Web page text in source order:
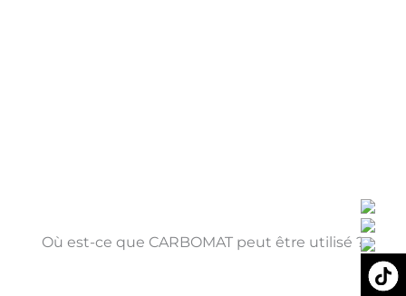
Où est-ce que CARBOMAT peut être utilisé ?